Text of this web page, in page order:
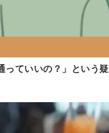
っていいの？」という疑